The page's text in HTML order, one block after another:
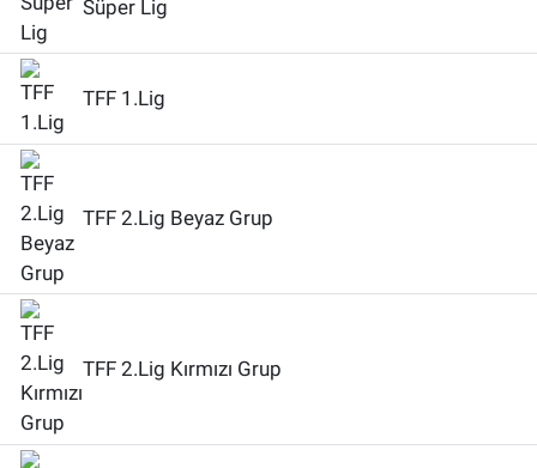
Süper Lig
TFF 1.Lig
TFF 2.Lig Beyaz Grup
TFF 2.Lig Kırmızı Grup
VEFATLAR